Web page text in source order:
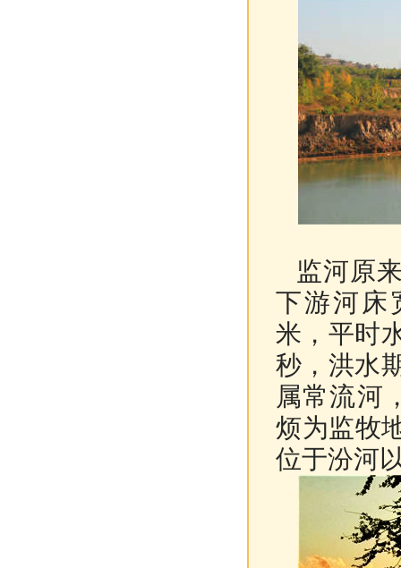
监河原
下游河床
米，平时
秒，洪水
属常流河
烦为监牧
位于汾河